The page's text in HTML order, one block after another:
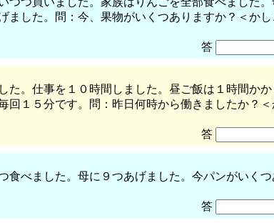
ました。問：今、果物がいくつありますか？＜かし
答
た。仕事を１０時間しました。昼ご飯は１時間かか
回１５分です。問：昨日何時から働きましたか？＜
答
食べました。母に９つあげました。今パンがいくつ
答